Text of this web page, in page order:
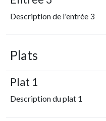
Description de l'entrée 3
Plats
Plat 1
Description du plat 1